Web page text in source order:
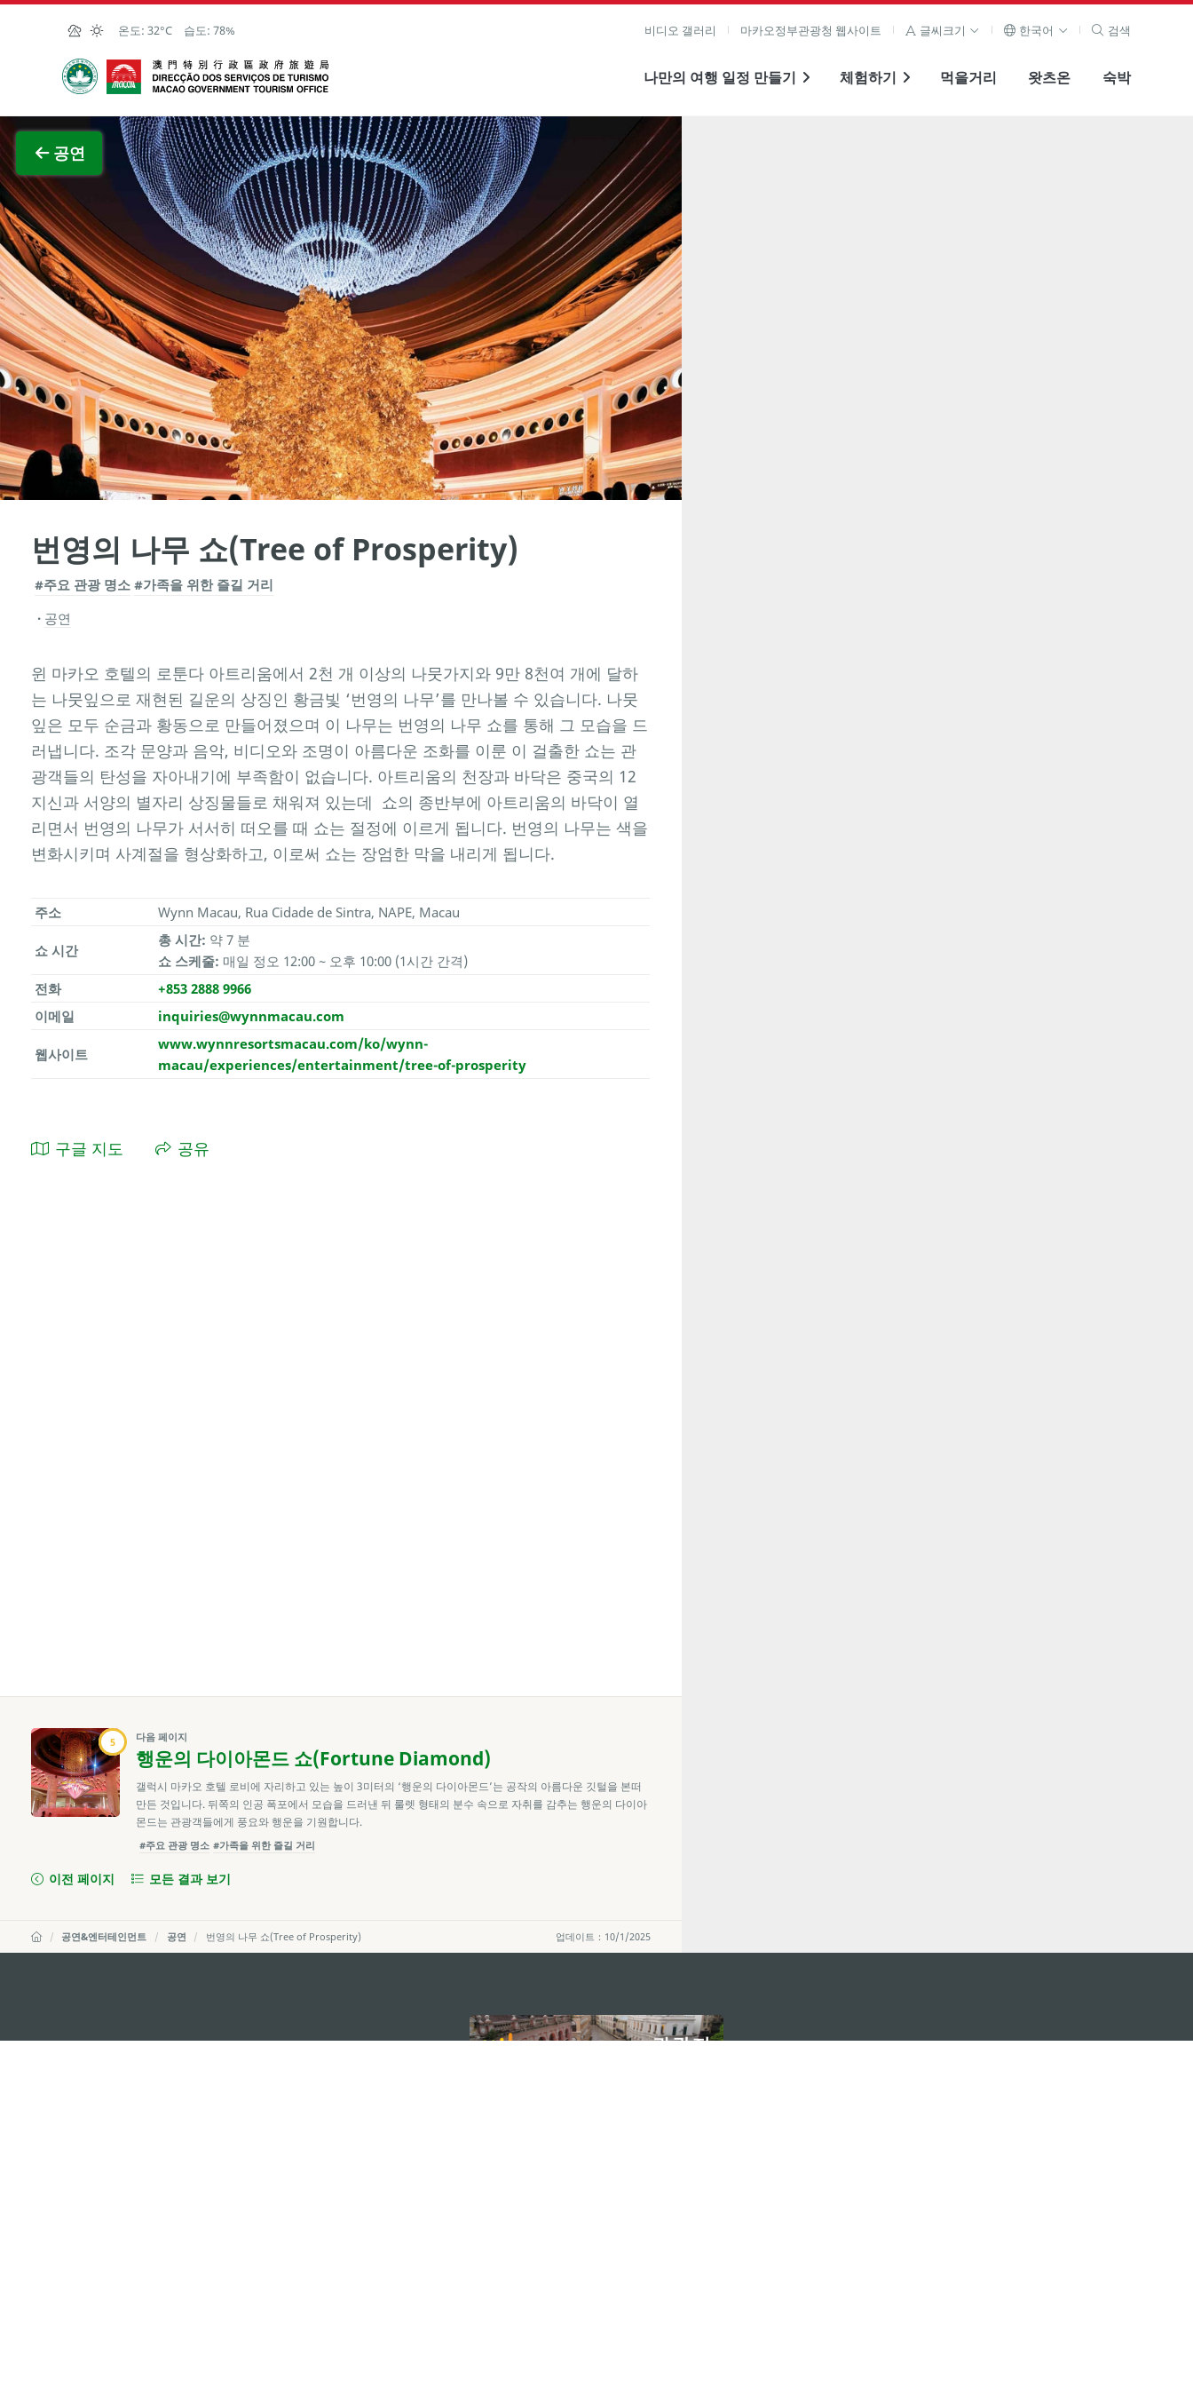
Skip to Main Content
온도: 32°C 습도: 78% 비디오 갤러리 마카오정부관광청 웹사이트 글씨크기 한국어 검색
마카오정부관광청
나만의 여행 일정 만들기 체험하기 먹을거리 왓츠온 숙박
공연
전체 이미지 보기
번영의 나무 쇼(Tree of Prosperity)
#주요 관광 명소 #가족을 위한 즐길 거리
공연
윈 마카오 호텔의 로툰다 아트리움에서 2천 개 이상의 나뭇가지와 9만 8천여 개에 달하
는 나뭇잎으로 재현된 길운의 상징인 황금빛 ‘번영의 나무’를 만나볼 수 있습니다. 나뭇
잎은 모두 순금과 황동으로 만들어졌으며 이 나무는 번영의 나무 쇼를 통해 그 모습을 드
러냅니다. 조각 문양과 음악, 비디오와 조명이 아름다운 조화를 이룬 이 걸출한 쇼는 관
광객들의 탄성을 자아내기에 부족함이 없습니다. 아트리움의 천장과 바닥은 중국의 12
지신과 서양의 별자리 상징물들로 채워져 있는데 쇼의 종반부에 아트리움의 바닥이 열
리면서 번영의 나무가 서서히 떠오를 때 쇼는 절정에 이르게 됩니다. 번영의 나무는 색을
변화시키며 사계절을 형상화하고, 이로써 쇼는 장엄한 막을 내리게 됩니다.
주소 Wynn Macau, Rua Cidade de Sintra, NAPE, Macau
쇼 시간
총 시간: 약 7 분
쇼 스케줄: 매일 정오 12:00 ~ 오후 10:00 (1시간 간격)
전화
+853 2888 9966
이메일
inquiries@wynnmacau.com
웹사이트
www.wynnresortsmacau.com/ko/wynn-
macau/experiences/entertainment/tree-of-prosperity
구글 지도 공유
5 다음 페이지
행운의 다이아몬드 쇼(Fortune Diamond)
갤럭시 마카오 호텔 로비에 자리하고 있는 높이 3미터의 ‘행운의 다이아몬드’는 공작의 아름다운 깃털을 본떠
만든 것입니다. 뒤쪽의 인공 폭포에서 모습을 드러낸 뒤 룰렛 형태의 분수 속으로 자취를 감추는 행운의 다이아
몬드는 관광객들에게 풍요와 행운을 기원합니다.
#주요 관광 명소 #가족을 위한 즐길 거리
이전 페이지 모든 결과 보기
업데이트：10/1/2025
공연&엔터테인먼트 공연 번영의 나무 쇼(Tree of Prosperity)
external links